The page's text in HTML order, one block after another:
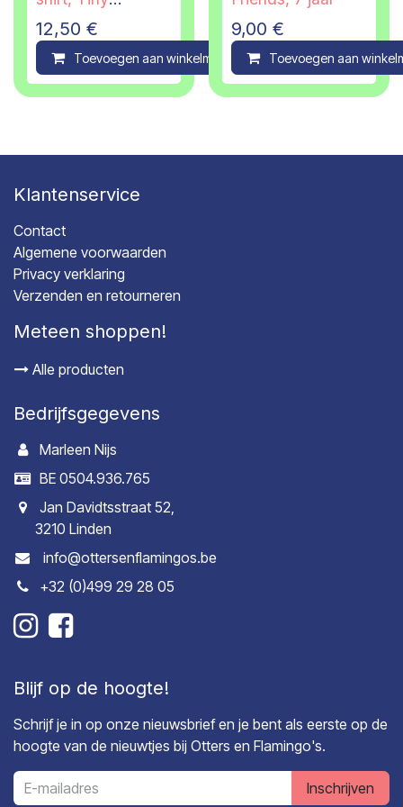
Cottons, 6 jaar
12,50 €
Toevoegen aan winkelmandje Compare
9,00 €
Toevoegen aan
Klantenservice
Contact
Algemene voorwaarden
Privacy verklaring
Verzenden en retourneren
Meteen shoppen!
Alle producten
Bedrijfsgegevens
Marleen Nijs
BE 0504.936.765
Jan Davidtsstraat 52,
3210 Linden
info@ottersenflamingos.be
+32 (0)499 29 28 05
Blijf op de hoogte!
Schrijf je in op onze nieuwsbrief en je bent als eerste op de
hoogte van de nieuwtjes bij Otters en Flamingo's.
Inschrijven